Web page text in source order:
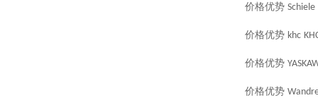
价格优势 Schiele
价格优势 khc
价格优势
价格优势